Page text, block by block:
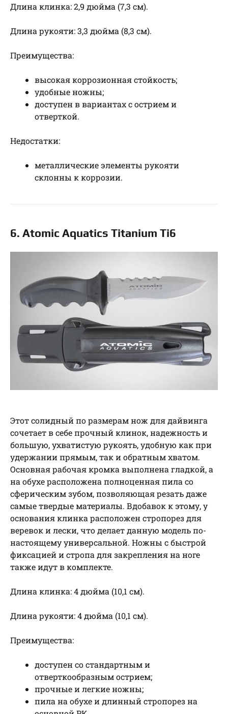
Длина клинка: 2,9 дюйма (7,3 см).
Длина рукояти: 3,3 дюйма (8,3 см).
Преимущества:
высокая коррозионная стойкость;
удобные ножны;
доступен в вариантах с острием и
отверткой.
Недостатки:
металлические элементы рукояти
склонны к коррозии.
6. Atomic Aquatics Titanium Ti6
Этот солидный по размерам нож для дайвинга
сочетает в себе прочный клинок, надежность и
большую, ухватистую рукоять, удобную как при
удержании прямым, так и обратным хватом.
Основная рабочая кромка выполнена гладкой, а
на обухе расположена полноценная пила со
сферическим зубом, позволяющая резать даже
самые твердые материалы. Вдобавок к этому, у
основания клинка расположен стропорез для
веревок и лески, что делает данную модель по-
настоящему универсальной. Ножны с быстрой
фиксацией и стропа для закрепления на ноге
также идут в комплекте.
Длина клинка: 4 дюйма (10,1 см).
Длина рукояти: 4 дюйма (10,1 см).
Преимущества:
доступен со стандартным и
отверткообразным острием;
прочные и легкие ножны;
пила на обухе и длинный стропорез на